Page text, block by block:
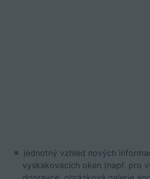
jednotný vzhled nových
vyskakovacích oken (např. pro